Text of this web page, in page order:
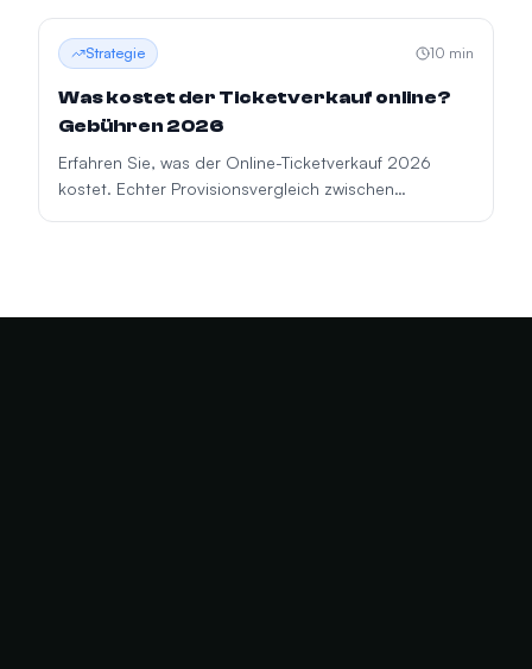
und die Nachfrage prognostizieren.
Strategie 10 min
Was kostet der Ticketverkauf online?
Gebühren 2026
Erfahren Sie, was der Online-Ticketverkauf 2026
kostet. Echter Provisionsvergleich zwischen